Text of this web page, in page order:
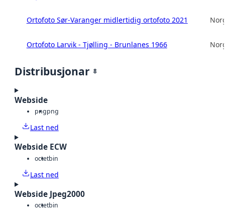
Ortofoto Sør-Varanger midlertidig ortofoto 2021
Ortofoto Larvik - Tjølling - Brunlanes 1966
Distribusjonar 8
Webside
pngpng
Last ned
Webside ECW
octetbin
Last ned
Webside Jpeg2000
octetbin